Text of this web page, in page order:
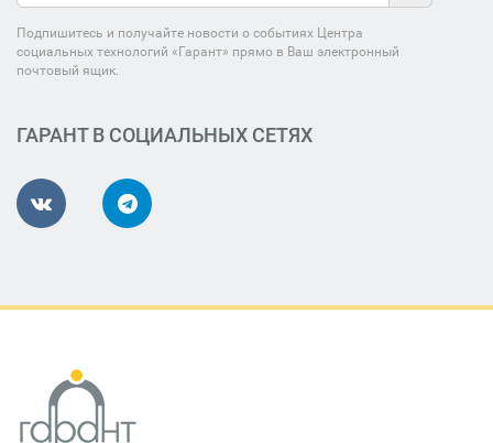
Подпишитесь и получайте новости о событиях Центра
социальных технологий «Гарант» прямо в Ваш электронный
почтовый ящик.
ГАРАНТ В СОЦИАЛЬНЫХ СЕТЯХ